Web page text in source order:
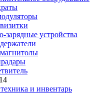
зарядные устройства